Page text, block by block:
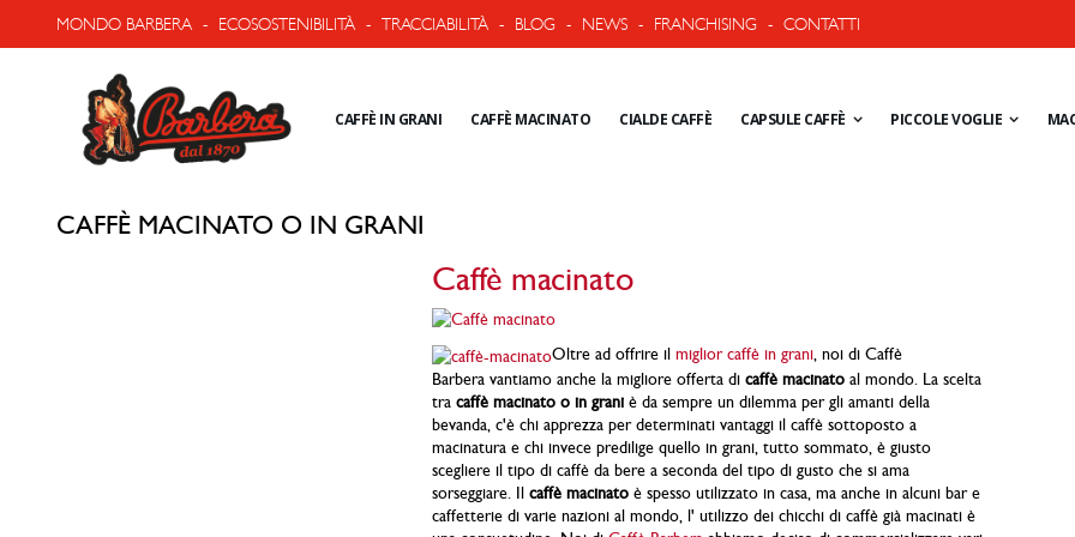
MONDO BARBERA - ECOSOSTENIBILITÀ - TRACCIABILITÀ - BLOG - NEWS - FRANCHISING - CONTATTI
CAFFÈ IN GRANI CAFFÈ MACINATO CIALDE CAFFÈ CAPSULE CAFFÈ PICCOLE VOGLIE
CAFFÈ MACINATO O IN GRANI
Caffè macinato
Oltre ad offrire il miglior caffè in grani, noi di Caffè
Barbera vantiamo anche la migliore offerta di caffè macinatoal mondo. La scelta
tra caffè macinato o in graniè da sempre un dilemma per gli amanti della
bevanda, c'è chi apprezza per determinati vantaggi il caffè sottoposto a
macinatura e chi invece predilige quello in grani, tutto sommato, è giusto
scegliere il tipo di caffè da bere a seconda del tipo di gusto che si ama
sorseggiare. Il caffè macinatoè spesso utilizzato in casa, ma anche in alcuni bar e
caffetterie di varie nazioni al mondo, l' utilizzo dei chicchi di caffè già macinati è